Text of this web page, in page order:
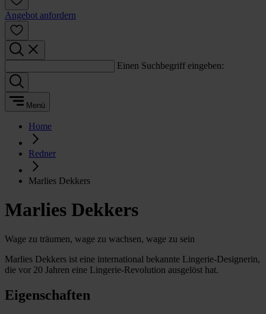
Angebot anfordern
Einen Suchbegriff eingeben:
Menü
Home
Redner
Marlies Dekkers
Marlies Dekkers
Wage zu träumen, wage zu wachsen, wage zu sein
Marlies Dekkers ist eine international bekannte Lingerie-Designerin,
die vor 20 Jahren eine Lingerie-Revolution ausgelöst hat.
Eigenschaften